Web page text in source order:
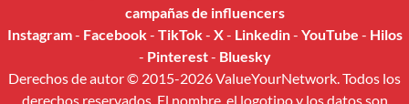
campañas de influencers
Instagram- Facebook- TikTok- X- Linkedin- YouTube - Hilos
- Pinterest- Bluesky
Derechos de autor © 2015-2026 ValueYourNetwork. Todos los
derechos reservados. El nombre, el logotipo y los datos son